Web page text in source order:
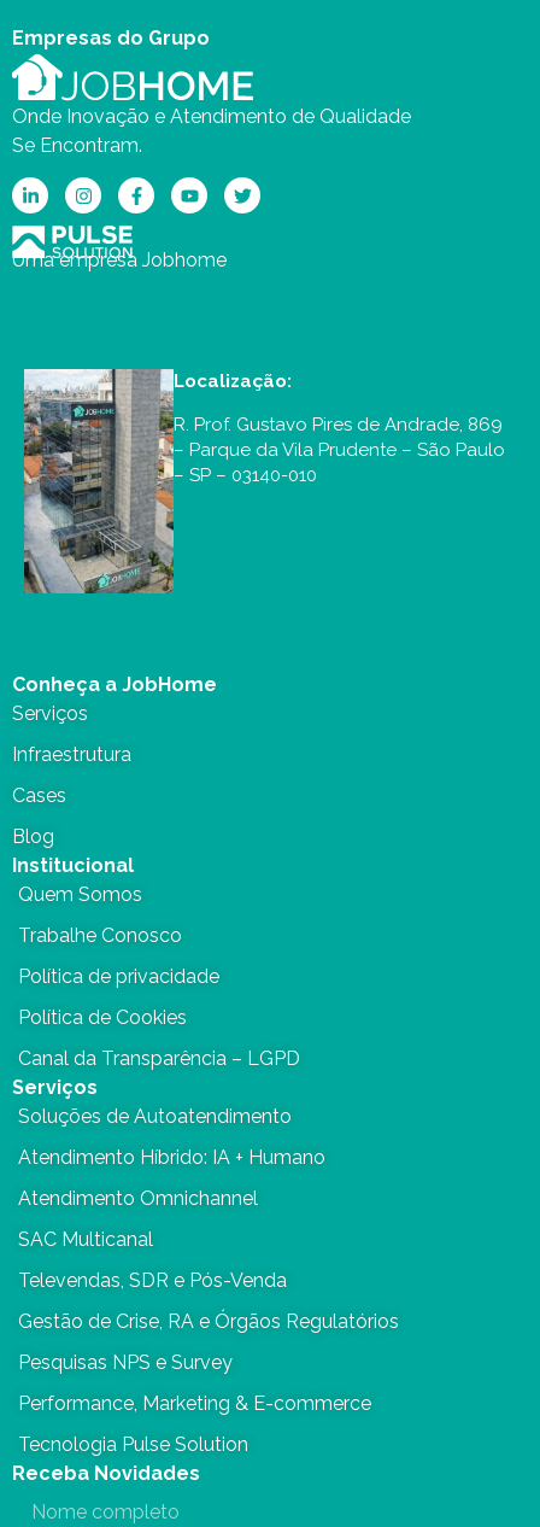
Empresas do Grupo
Onde Inovação e Atendimento de Qualidade
Se Encontram.
Uma empresa Jobhome
Localização:
R. Prof. Gustavo Pires de Andrade, 869
– Parque da Vila Prudente – São Paulo
– SP – 03140-010
Conheça a JobHome
Serviços
Infraestrutura
Cases
Blog
Institucional
Quem Somos
Trabalhe Conosco
Política de privacidade
Política de Cookies
Canal da Transparência – LGPD
Serviços
Soluções de Autoatendimento
Atendimento Híbrido: IA + Humano
Atendimento Omnichannel
SAC Multicanal
Televendas, SDR e Pós-Venda
Gestão de Crise, RA e Órgãos Regulatórios
Pesquisas NPS e Survey
Performance, Marketing & E-commerce
Tecnologia Pulse Solution
Receba Novidades